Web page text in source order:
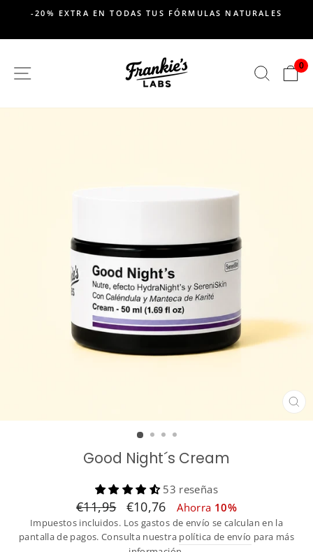
contenido
de
diapositivas
-20% EXTRA EN TODAS TUS FÓRMULAS NATURALES
SITIO DE NAVEGACION 0
Good Night´s Cream
53 reseñas
Translation
missing:
es.products.general.regular_price
€11,95
Translation
missing:
es.products.general.sale_price
€10,76 Ahorra 10%
Impuestos incluidos. Los gastos de envío se calculan en la
pantalla de pagos. Consulta nuestra política de envío para más